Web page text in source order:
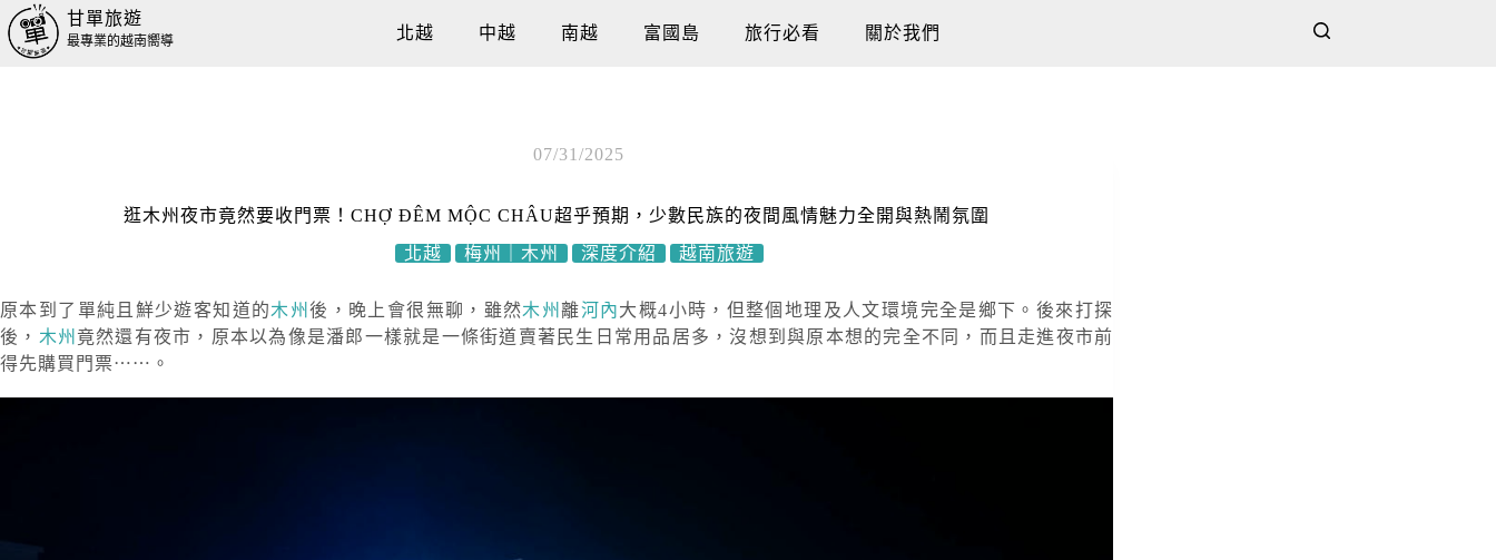
甘單旅遊
最專業的越南嚮導 北越 中越 南越 富國島 旅行必看 關於我們
07/31/2025
逛木州夜市竟然要收門票！CHỢ ĐÊM MỘC CHÂU超乎預期，少數民族的夜間風情魅力全開與熱鬧氛圍
北越
梅州｜木州 深度介紹 越南旅遊
原本到了單純且鮮少遊客知道的木州後，晚上會很無聊，雖然木州離河內大概4小時，但整個地理及人文環境完全是鄉下。後來打探
後， 木州 竟然還有夜市，原本以為像是潘郎一樣就是一條街道賣著民生日常用品居多，沒想到與原本想的完全不同，而且走進夜市前
得先購買門票⋯⋯。